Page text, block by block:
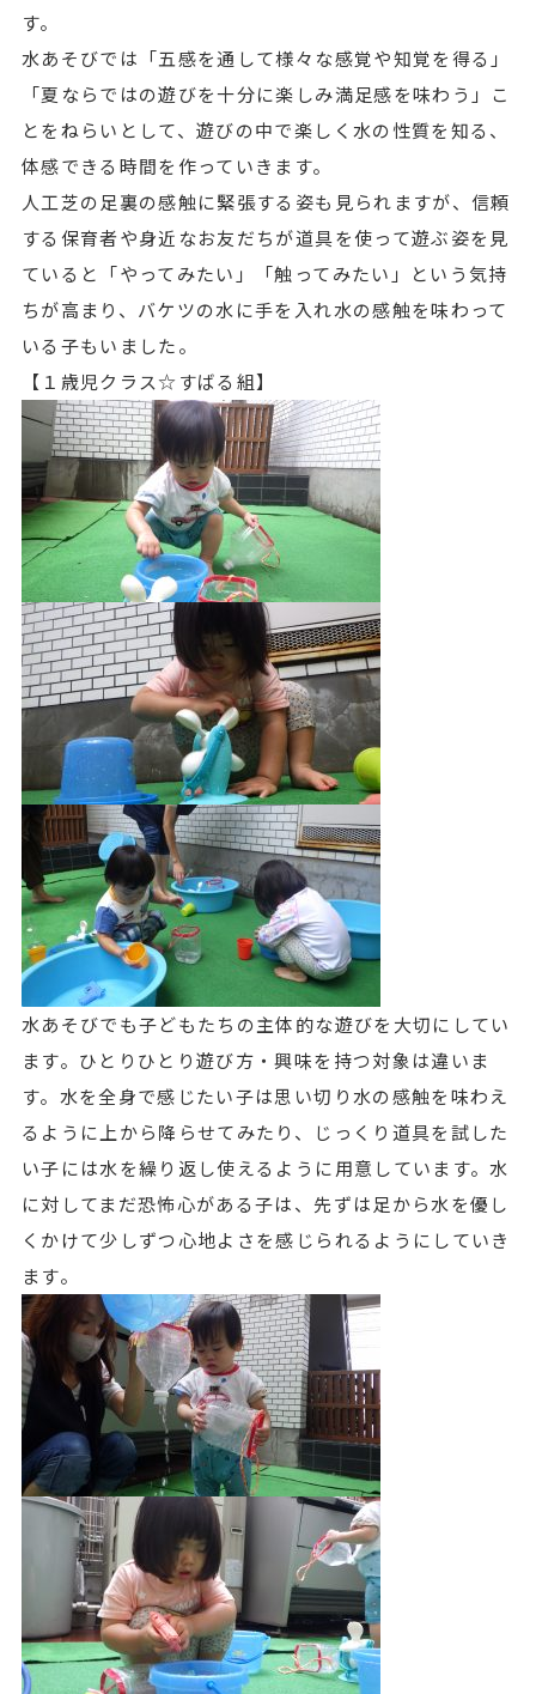
す。
水あそびでは「五感を通して様々な感覚や知覚を得る」
「夏ならではの遊びを十分に楽しみ満足感を味わう」こ
とをねらいとして、遊びの中で楽しく水の性質を知る、
体感できる時間を作っていきます。
人工芝の足裏の感触に緊張する姿も見られますが、信頼
する保育者や身近なお友だちが道具を使って遊ぶ姿を見
ていると「やってみたい」「触ってみたい」という気持
ちが高まり、バケツの水に手を入れ水の感触を味わって
いる子もいました。
【１歳児クラス☆すばる組】
水あそびでも子どもたちの主体的な遊びを大切にしてい
ます。ひとりひとり遊び方・興味を持つ対象は違いま
す。水を全身で感じたい子は思い切り水の感触を味わえ
るように上から降らせてみたり、じっくり道具を試した
い子には水を繰り返し使えるように用意しています。水
に対してまだ恐怖心がある子は、先ずは足から水を優し
くかけて少しずつ心地よさを感じられるようにしていき
ます。